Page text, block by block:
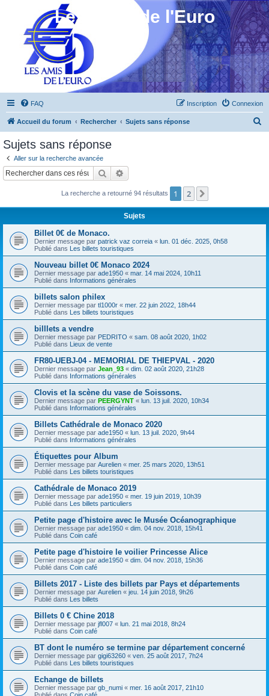
Les Amis de l'Euro
FAQ Connexion
Inscription
Accueil du forum Rechercher Sujets sans réponse
c
Sujets sans réponse
Aller sur la recherche avancée
Rechercher
La recherche a retourné 94 résultats 1 2
Sujets
Billet 0€ de Monaco.
Dernier message par patrick vaz correia « lun. 01 déc. 2025, 0h58
Publié dans Les billets touristiques
Nouveau billet 0€ Monaco 2024
Dernier message par ade1950 « mar. 14 mai 2024, 10h11
Publié dans Informations générales
billets salon philex
Dernier message par tl1000r « mer. 22 juin 2022, 18h44
Publié dans Les billets touristiques
billlets a vendre
Dernier message par PEDRITO « sam. 08 août 2020, 1h02
Publié dans Lieux de vente
FR80-UEBJ-04 - MEMORIAL DE THIEPVAL - 2020
Dernier message par Jean_93 « dim. 02 août 2020, 21h28
Publié dans Informations générales
Clovis et la scène du vase de Soissons.
Dernier message par PEERGYNT « lun. 13 juil. 2020, 10h34
Publié dans Informations générales
Billets Cathédrale de Monaco 2020
Dernier message par ade1950 « lun. 13 juil. 2020, 9h44
Publié dans Informations générales
Étiquettes pour Album
Dernier message par Aurelien « mer. 25 mars 2020, 13h51
Publié dans Les billets touristiques
Cathédrale de Monaco 2019
Dernier message par ade1950 « mer. 19 juin 2019, 10h39
Publié dans Les billets particuliers
Petite page d'histoire avec le Musée Océanographique
Dernier message par ade1950 « dim. 04 nov. 2018, 15h41
Publié dans Coin café
Petite page d'histoire le voilier Princesse Alice
Dernier message par ade1950 « dim. 04 nov. 2018, 15h36
Publié dans Coin café
Billets 2017 - Liste des billets par Pays et départements
Dernier message par Aurelien « jeu. 14 juin 2018, 9h26
Publié dans Les billets
Billets 0 € Chine 2018
Dernier message par jfl007 « lun. 21 mai 2018, 8h24
Publié dans Coin café
BT dont le numéro se termine par département concerné
Dernier message par gigi63260 « ven. 25 août 2017, 7h24
Publié dans Les billets touristiques
Echange de billets
Dernier message par gb_numi « mer. 16 août 2017, 21h10
Publié dans Coin café